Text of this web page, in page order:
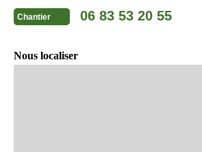
Chantier 06 83 53 20 55
Nous localiser